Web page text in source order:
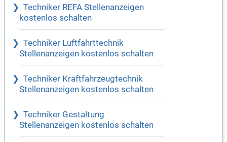
Techniker REFA Stellenanzeigen
kostenlos schalten
Techniker Luftfahrttechnik
Stellenanzeigen kostenlos schalten
Techniker Kraftfahrzeugtechnik
Stellenanzeigen kostenlos schalten
Techniker Gestaltung
Stellenanzeigen kostenlos schalten